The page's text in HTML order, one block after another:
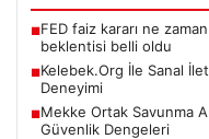
■FED faiz kararı ne
beklentisi belli oldu
■Kelebek.Org İle Sanal
Deneyimi
■Mekke Ortak Savunma
Güvenlik Dengeleri